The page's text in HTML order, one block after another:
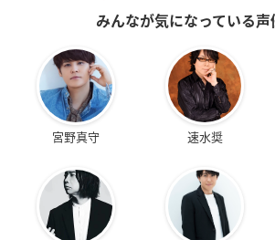
みんなが気になっている声
宮野真守 速水奨